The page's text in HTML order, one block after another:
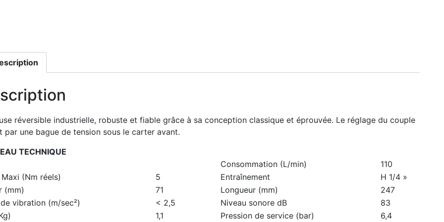
réversible industrielle, robuste et fiable grâce à sa conception classique et éprouvée. Le réglage du couple
par une bague de tension sous le carter avant.
TECHNIQUE
Consommation (L/min)
110
(Nm réels)
5 Entraînement
H 1/4 »
(mm)
71 Longueur (mm)
247
vibration (m/sec²)
< 2,5 Niveau sonore dB
83
1,1 Pression de service (bar)
6,4